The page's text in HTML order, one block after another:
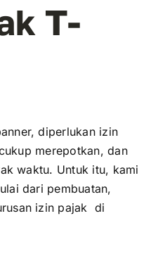
T-
diperlukan izin
merepotkan, dan
waktu. Untuk itu, kami
dari pembuatan,
izin pajak di